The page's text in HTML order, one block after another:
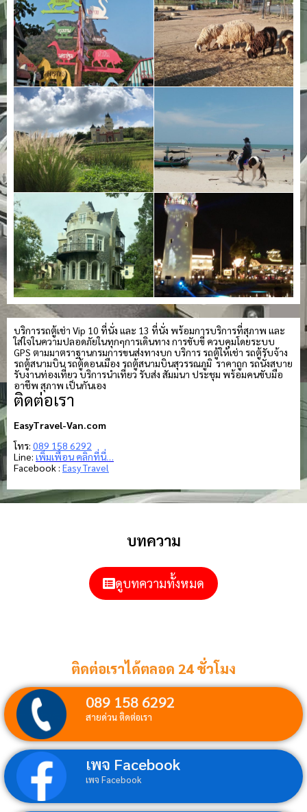
บริการรถตู้เช่า Vip 10 ที่นั่ง และ 13 ที่นั่ง พร้อมการบริการที่สุภาพ และ
ใส่ใจในความปลอดภัยในทุกๆการเดินทาง การขับขี่ ควบคุมโดยระบบ
GPS ตามมาตราฐานกรมการขนส่งทางบก บริการ รถตู้ให้เช่า รถตู้รับจ้าง
รถตู้สนามบิน รถตู้ดอนเมือง รถตู้สนามบินสุวรรณภูมิ ราคาถูก รถนั่งสบาย
รับงานท่องเที่ยว บริการนำเที่ยว รับส่ง สัมมนา ประชุม พร้อมคนขับมือ
อาชีพ สุภาพ เป็นกันเอง
ติดต่อเรา
EasyTravel-Van.com
โทร: 089 158 6292
Line: เพิ่มเพื่อน คลิกที่นี่…
Facebook : Easy Travel
บทความ
ดูบทความทั้งหมด
ติดต่อเราได้ตลอด 24 ชั่วโมง
089 158 6292
สายด่วน ติดต่อเรา
เพจ Facebook
เพจ Facebook